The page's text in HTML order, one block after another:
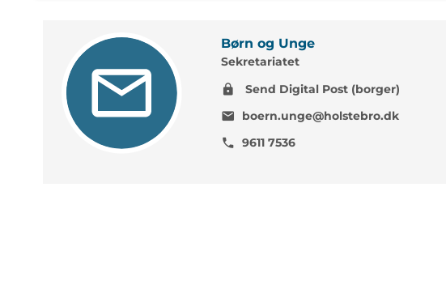
Børn og Unge
Sekretariatet
lock
Send Digital Post (borger)
mail
boern.unge@holstebro.dk
phone 9611 7536